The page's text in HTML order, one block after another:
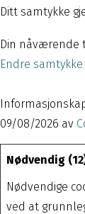
Ditt samtykke
Din nåværende
Endre samtykke
09/08/2026 av
Nødvendig
Nødvendige
ved at